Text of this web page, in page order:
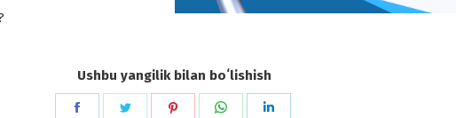
Ushbu yangilik bilan boʻlishish
Share
Share
Share
Share